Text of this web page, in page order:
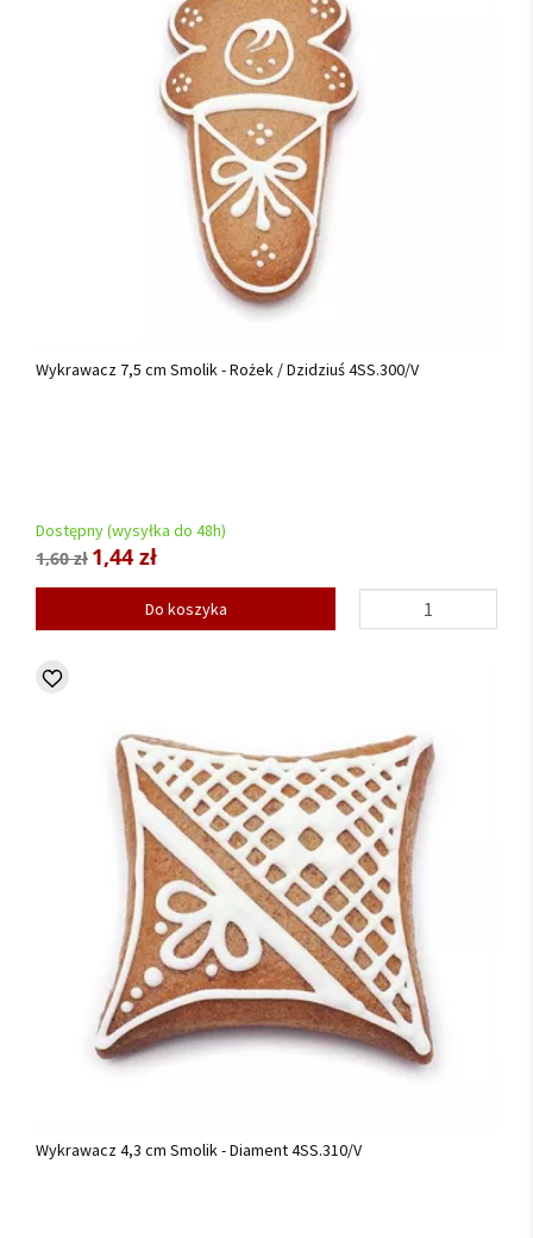
Wykrawacz 7,5 cm Smolik - Rożek / Dzidziuś 4SS.300/V
Dostępny (wysyłka do 48h)
1,60 zł 1,44 zł
Do koszyka
Wykrawacz 4,3 cm Smolik - Diament 4SS.310/V